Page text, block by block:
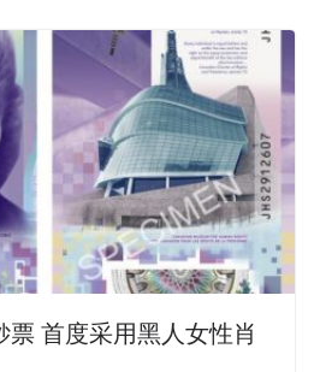
首度采用黑人女性肖